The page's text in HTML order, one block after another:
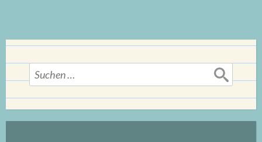
Krumenacker“
Suchen
nach: